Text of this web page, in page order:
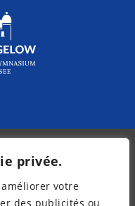
privée.
votre
des publicités ou
Internat